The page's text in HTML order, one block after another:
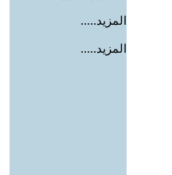
المزيد.....
المزيد.....